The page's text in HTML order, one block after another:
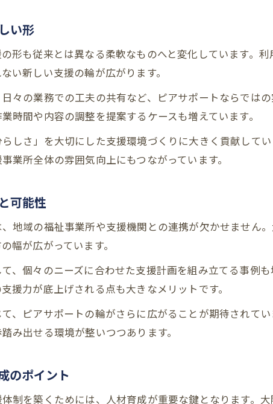
現場で求められるピアサポートスキルの特徴
障害者福祉を支えるピアサポートの強み
ピアサポートが福祉現場にもたらす安心感
自立を目指すあなたに贈るスキルアップ術
ピアサポートを通じて身につく自立への力
スキルアップが叶える新しいピアサポートの形
仕事に役立つピアサポートの学び方と実践例
い形
形も従来とは異なる柔軟なものへと変化しています。
い新しい支援の輪が広がります。
々の業務での工夫の共有など、ピアサポートならでは
時間や内容の調整を提案するケースも増えています。
しさ」を大切にした支援環境づくりに大きく貢献して
業所全体の雰囲気向上にもつながっています。
可能性
地域の福祉事業所や支援機関との連携が欠かせません
幅が広がっています。
、個々のニーズに合わせた支援計画を組み立てる事例
援力が底上げされる点も大きなメリットです。
、ピアサポートの輪がさらに広がることが期待されて
み出せる環境が整いつつあります。
のポイント
制を築くためには、人材育成が重要な鍵となります。